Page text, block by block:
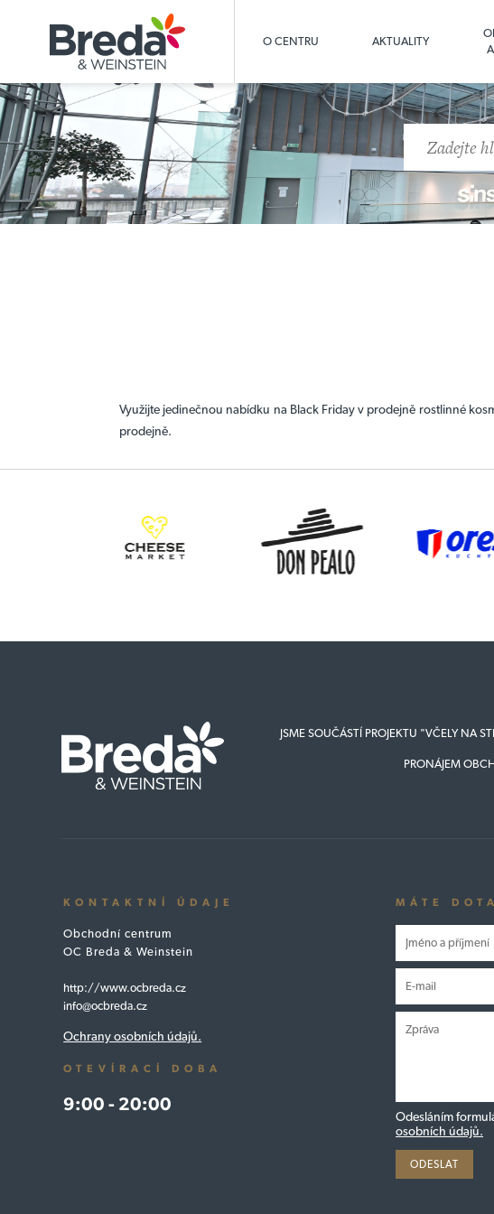
O CENTRU AKTUALITY
Využijte jedinečnou nabídku na Black Friday v prodejně rostlinné
prodejně.
JSME SOUČÁSTÍ PROJEKTU "VČELY NA
PRONÁJEM
KONTAKTNÍ ÚDAJE
Obchodní centrum
OC Breda & Weinstein
http://www.ocbreda.cz
info@ocbreda.cz
Ochrany osobních údajů.
OTEVÍRACÍ DOBA
9:00 - 20:00
MÁTE
Odesláním
osobních údajů.